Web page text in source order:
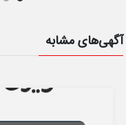
آگهی‌های مشابه